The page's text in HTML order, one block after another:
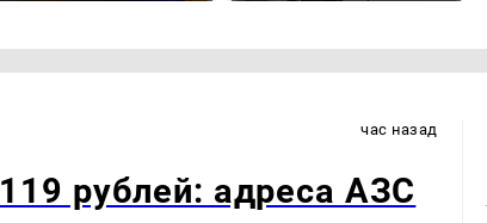
час назад
рублей: адреса АЗС